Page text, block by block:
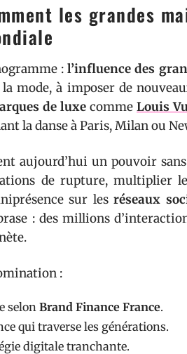
les grandes
:l’influence des
mode, à imposer de
de luxe comme Louis
la danse à Paris, Milan ou
aujourd’hui un pouvoir
de rupture, multiplier
sur les réseaux
: des millions
:
selon Brand Finance France.
qui traverse les générations.
digitale tranchante.